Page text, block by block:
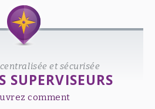
et sécurisée
SUPERVISEURS
comment